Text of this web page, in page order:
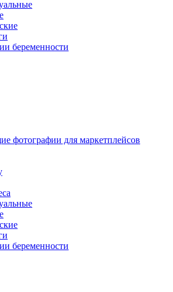
беременности
фотографии для маркетплейсов
беременности